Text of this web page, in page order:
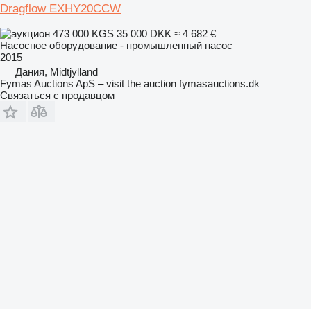
Dragflow EXHY20CCW
473 000 KGS 35 000 DKK ≈ 4 682 €
Насосное оборудование - промышленный насос
2015
Дания, Midtjylland
Fymas Auctions ApS – visit the auction fymasauctions.dk
Связаться с продавцом